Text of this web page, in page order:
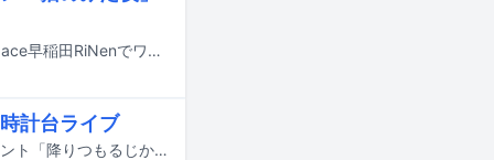
岡山出身のシンガーソングライター・かねこきわのが、5月23日に東京・LiveSpace早稲田RiNenでワンマンライブ「猫のみた夜」を開催する。
計台ライブ
藤岡みなみが店長を務めるタイムトラベル専門書店「utouto」によるライブイベント「降りつもるじかん」が2019年12月27日に北海道・札幌市時計台ホールで開催された。